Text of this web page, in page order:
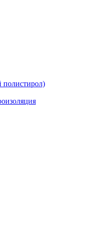
полистирол)